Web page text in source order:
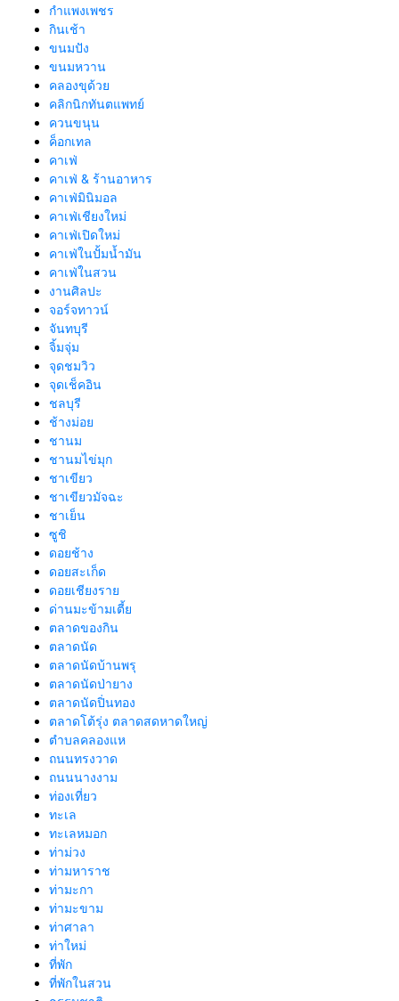
กำแพงเพชร
กินเช้า
ขนมปัง
ขนมหวาน
คลองขุด้วย
คลิกนิกทันตแพทย์
ควนขนุน
ค็อกเทล
คาเฟ่
คาเฟ่ & ร้านอาหาร
คาเฟ่มินิมอล
คาเฟ่เชียงใหม่
คาเฟ่เปิดใหม่
คาเฟ่ในปั้มน้ำมัน
คาเฟ่ในสวน
งานศิลปะ
จอร์จทาวน์
จันทบุรี
จิ้มจุ่ม
จุดชมวิว
จุดเช็คอิน
ชลบุรี
ช้างม่อย
ชานม
ชานมไข่มุก
ชาเขียว
ชาเขียวมัจฉะ
ชาเย็น
ซูชิ
ดอยช้าง
ดอยสะเก็ด
ดอยเชียงราย
ด่านมะข้ามเตี้ย
ตลาดของกิน
ตลาดนัด
ตลาดนัดบ้านพรุ
ตลาดนัดป่ายาง
ตลาดนัดปิ่นทอง
ตลาดโต้รุ่ง ตลาดสดหาดใหญ่
ตำบลคลองแห
ถนนทรงวาด
ถนนนางงาม
ท่องเที่ยว
ทะเล
ทะเลหมอก
ท่าม่วง
ท่ามหาราช
ท่ามะกา
ท่ามะขาม
ท่าศาลา
ท่าใหม่
ที่พัก
ที่พักในสวน